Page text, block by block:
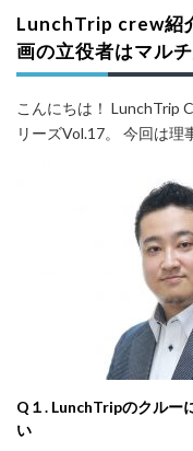
LunchTrip crew紹
画の立役者はマル
こんにちは！ LunchTrip
リーズVol.17。
今回は理
Q １. LunchTripのクルー
い